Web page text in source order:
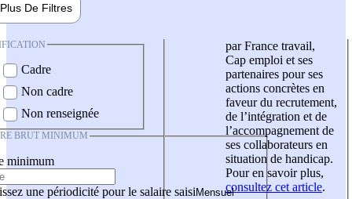
Plus De Filtres
Cadre
Non cadre
Non renseignée
BRUT MINIMUM
minimum
une périodicité pour le salaire saisi
par France travail,
Cap emploi et ses
partenaires pour ses
actions concrètes en
faveur du recrutement,
de l’intégration et de
l’accompagnement de
ses collaborateurs en
situation de handicap.
Pour en savoir plus,
consultez cet article.